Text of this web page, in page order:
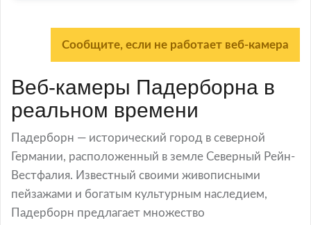
Сообщите, если не работает веб-камера
Веб-камеры Падерборна в
реальном времени
Падерборн — исторический город в северной
Германии, расположенный в земле Северный Рейн-
Вестфалия. Известный своими живописными
пейзажами и богатым культурным наследием,
Падерборн предлагает множество